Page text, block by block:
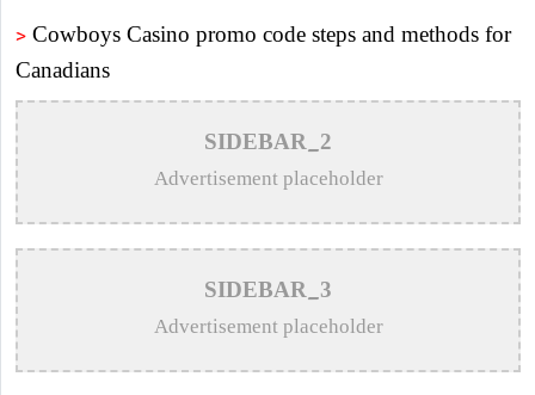
> Cowboys Casino promo code steps and methods for
Canadians
>
Пин Ап Казино Официальный Сайт – Играть в
Онлайн Казино Pin Up
>Vavada online casino w Polsce – metody płatności
>
Онлайн Казино Pin Up
>Mostbet AZ – bukmeker ve kazino Mostbet – Giriş
SIDEBAR_2
Advertisement placeholder
SIDEBAR_3
Advertisement placeholder